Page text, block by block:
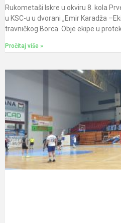
Rukometaši Iskre u okviru 8. kola
u KSC-u u dvorani „Emir Karadža
travničkog Borca. Obje ekipe u
Pročitaj više »